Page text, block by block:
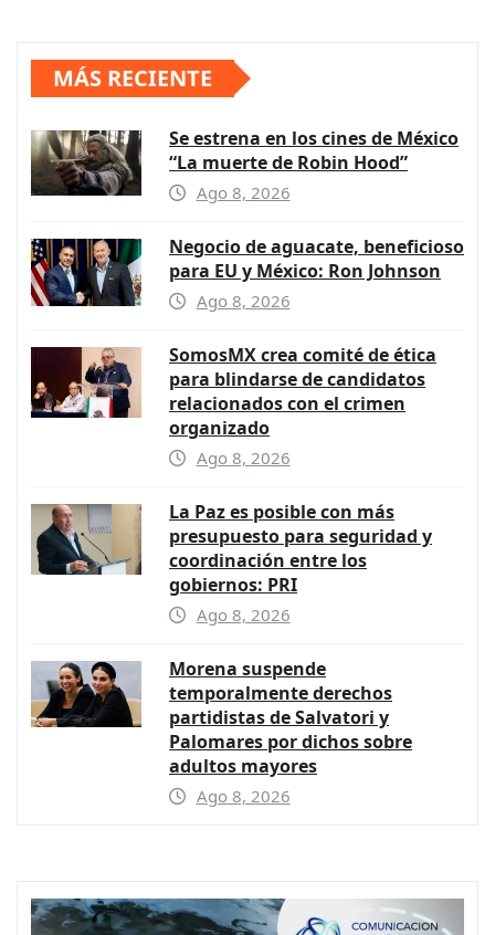
MÁS RECIENTE
Se estrena en los cines de México
“La muerte de Robin Hood”
Ago 8, 2026
Negocio de aguacate, beneficioso
para EU y México: Ron Johnson
Ago 8, 2026
SomosMX crea comité de ética
para blindarse de candidatos
relacionados con el crimen
organizado
Ago 8, 2026
La Paz es posible con más
presupuesto para seguridad y
coordinación entre los
gobiernos: PRI
Ago 8, 2026
Morena suspende
temporalmente derechos
partidistas de Salvatori y
Palomares por dichos sobre
adultos mayores
Ago 8, 2026